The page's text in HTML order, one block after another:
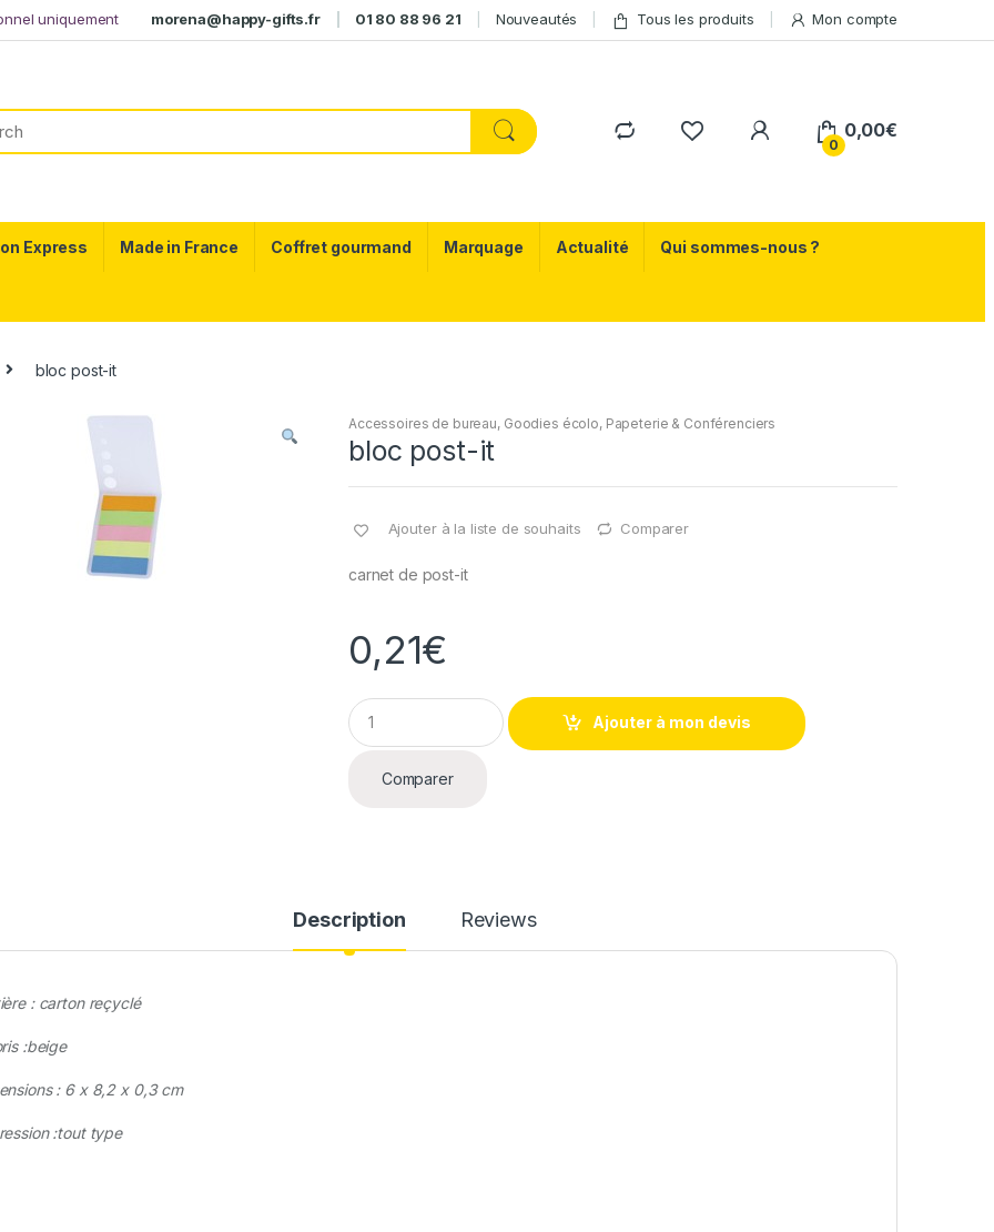
uniquement morena@happy-gifts.fr 01 80 88 96 21 Nouveautés Tous les produits Mon compte
0
0,00€
Express Made in France Coffret gourmand Marquage Actualité Qui sommes-nous ?
bloc post-it
Accessoires de bureau, Goodies écolo, Papeterie & Conférenciers
bloc post-it
Ajouter à la liste de souhaits Comparer
carnet de post-it
0,21€
Q
u
a
Ajouter à mon devis
Comparer
Description Reviews
: carton reçyclé
:beige
: 6 x 8,2 x 0,3 cm
:tout type